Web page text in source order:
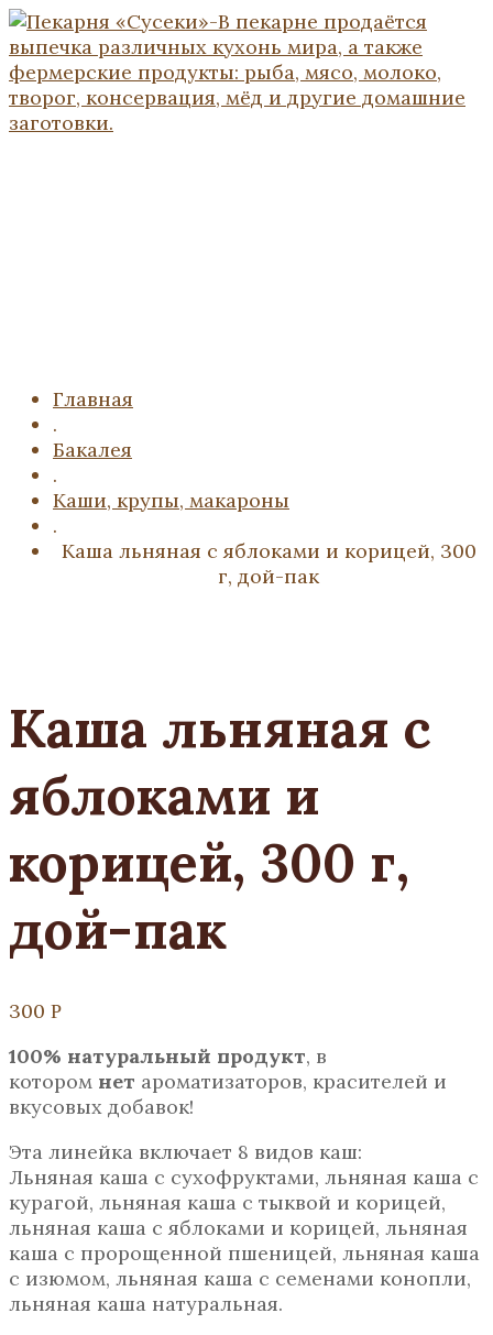
Главная
.
Бакалея
.
Каши, крупы, макароны
.
Каша льняная с яблоками и корицей, 300
г, дой-пак
Каша льняная с
яблоками и
корицей, 300 г,
дой-пак
300 Р
100% натуральный продукт, в
котором нет ароматизаторов, красителей и
вкусовых добавок!
Эта линейка включает 8 видов каш:
Льняная каша с сухофруктами, льняная каша с
курагой, льняная каша с тыквой и корицей,
льняная каша с яблоками и корицей, льняная
каша с пророщенной пшеницей, льняная каша
с изюмом, льняная каша с семенами конопли,
льняная каша натуральная.